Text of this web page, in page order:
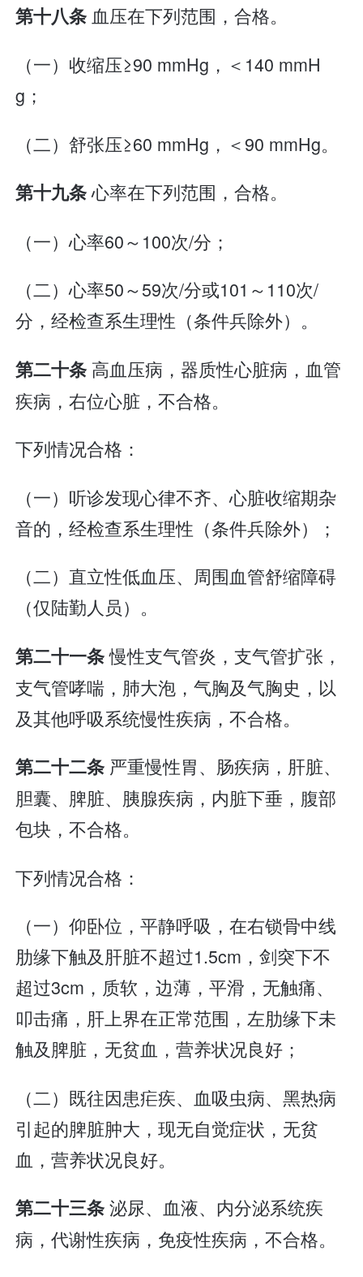
第十八条 血压在下列范围，合格。
（一）收缩压≥90 mmHg，＜140 mmH
g；
（二）舒张压≥60 mmHg，＜90 mmHg。
第十九条心率在下列范围，合格。
（一）心率60～100次/分；
（二）心率50～59次/分或101～110次/
分，经检查系生理性（条件兵除外）。
第二十条 高血压病，器质性心脏病，血管
疾病，右位心脏，不合格。
下列情况合格：
（一）听诊发现心律不齐、心脏收缩期杂
音的，经检查系生理性（条件兵除外）；
（二）直立性低血压、周围血管舒缩障碍
（仅陆勤人员）。
第二十一条慢性支气管炎，支气管扩张，
支气管哮喘，肺大泡，气胸及气胸史，以
及其他呼吸系统慢性疾病，不合格。
第二十二条 严重慢性胃、肠疾病，肝脏、
胆囊、脾脏、胰腺疾病，内脏下垂，腹部
包块，不合格。
下列情况合格：
（一）仰卧位，平静呼吸，在右锁骨中线
肋缘下触及肝脏不超过1.5cm，剑突下不
超过3cm，质软，边薄，平滑，无触痛、
叩击痛，肝上界在正常范围，左肋缘下未
触及脾脏，无贫血，营养状况良好；
（二）既往因患疟疾、血吸虫病、黑热病
引起的脾脏肿大，现无自觉症状，无贫
血，营养状况良好。
第二十三条泌尿、血液、内分泌系统疾
病，代谢性疾病，免疫性疾病，不合格。